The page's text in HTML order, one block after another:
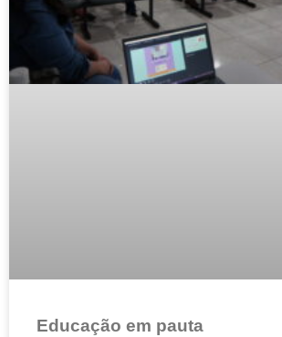
Educação em pauta